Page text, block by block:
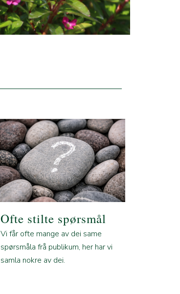
Ofte stilte spørsmål
Vi får ofte mange av dei same
spørsmåla frå publikum, her har vi
samla nokre av dei.